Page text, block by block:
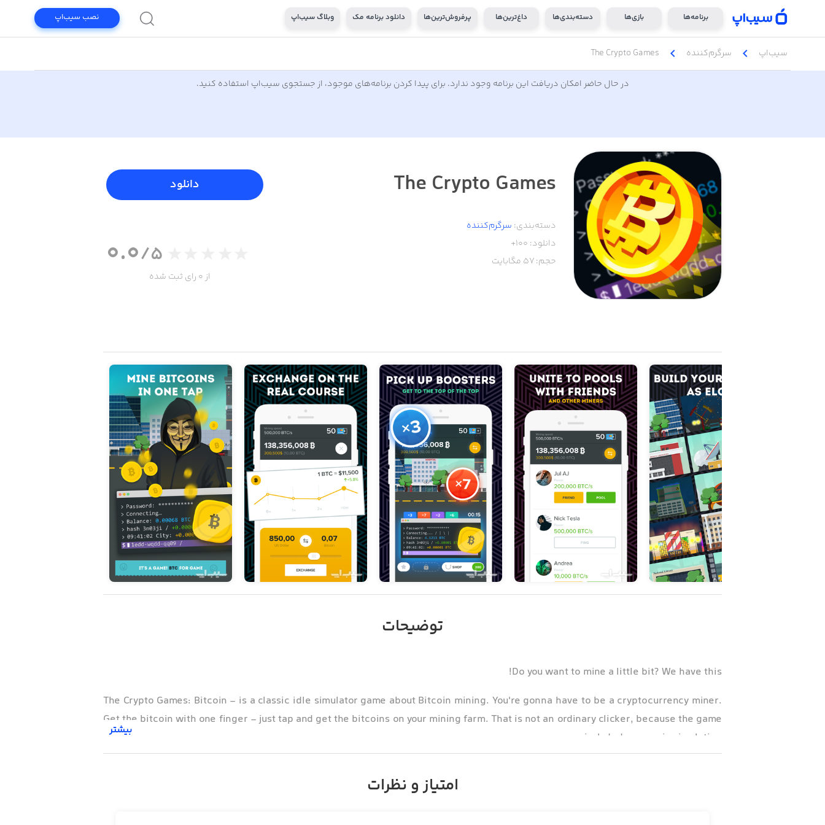
برنامه‌ها بازی‌ها دسته‌بندی‌ها داغ‌ترین‌ها پرفروش‌ترین‌ها دانلود برنامه مک وبلاگ سیب‌اپ نصب سیب‌اپ
سیب‌اپ chevron_left سرگرم‌کننده chevron_left
The Crypto Games
در حال حاضر امکان دریافت این برنامه وجود ندارد. برای پیدا کردن برنامه‌های موجود، از جستجوی سیب‌اپ استفاده کنید.
The Crypto Games
دسته‌بندی: سرگرم‌کننده
دانلود: 100+
حجم:57 مگابایت
دانلود
0.0/5
از 0 رای ثبت شده
توضیحات
Do you want to mine a little bit? We have this!
The Crypto Games: Bitcoin - is a classic idle simulator game about Bitcoin mining. You're gonna have to be a cryptocurrency miner.
Get the bitcoin with one finger - just tap and get the bitcoins on your mining farm. That is not an ordinary clicker, because the game
included economic simulation.
money-making skills, buy or free hack into new buildings: banks, cinemas, amusement parks, museums or build your Falcon X as Ilon.
بیشتر
امتیاز و نظرات